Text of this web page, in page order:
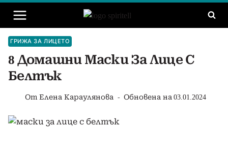
съдържанието
ГРИЖА ЗА ЛИЦЕТО
8 Домашни Маски За Лице С
Белтък
От Елена Караулянова Обновена на 03.01.2024